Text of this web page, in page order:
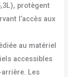
protègent
l’accès aux
au matériel
accessibles
Les